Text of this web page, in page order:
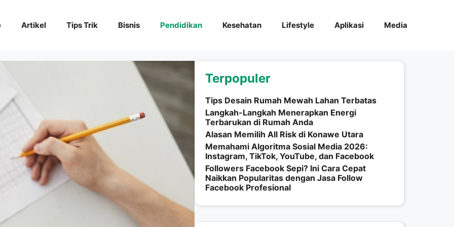
Artikel Tips Trik Bisnis Pendidikan Kesehatan Lifestyle Aplikasi Media
Terpopuler
Tips Desain Rumah Mewah Lahan Terbatas
Langkah-Langkah Menerapkan Energi
Terbarukan di Rumah Anda
Alasan Memilih All Risk di Konawe Utara
Memahami Algoritma Sosial Media 2026:
Instagram, TikTok, YouTube, dan Facebook
Followers Facebook Sepi? Ini Cara Cepat
Naikkan Popularitas dengan Jasa Follow
Facebook Profesional